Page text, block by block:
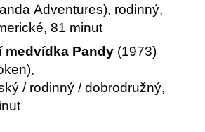
Adventures), rodinný,
81 minut
medvídka Pandy (1973)
/ rodinný / dobrodružný,